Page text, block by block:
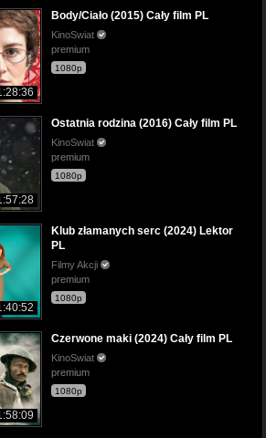
Body/Ciało (2015) Cały film PL
KinoSwiat
premium
1080p
Ostatnia rodzina (2016) Cały film PL
KinoSwiat
premium
1080p
Klub złamanych serc (2024) Lektor
PL
Filmy Akcji
premium
1080p
Czerwone maki (2024) Cały film PL
KinoSwiat
premium
1080p